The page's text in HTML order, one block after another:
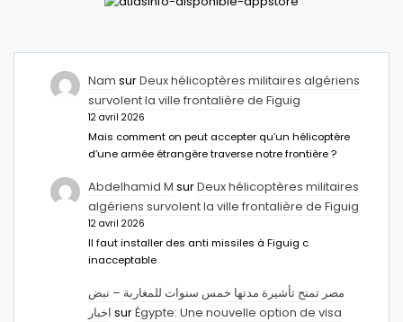
Nam surDeux hélicoptères militaires algériens
survolent la ville frontalière de Figuig
12 avril 2026
Mais comment on peut accepter qu’un hélicoptère
d’une armée étrangère traverse notre frontière ?
Abdelhamid M surDeux hélicoptères militaires
algériens survolent la ville frontalière de Figuig
12 avril 2026
Il faut installer des anti missiles à Figuig c
inacceptable
مصر تمنح تأشيرة مدتها خمس سنوات للمغاربة – نبض
اخبار surÉgypte: Une nouvelle option de visa